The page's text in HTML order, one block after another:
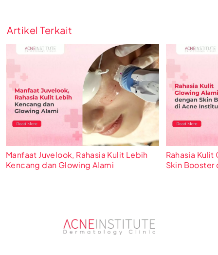
Artikel Terkait
Manfaat Juvelook, Rahasia Kulit Lebih
Kencang dan Glowing Alami
Rahasia
Skin Booster